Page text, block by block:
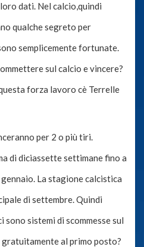
dati. Nel calcio,quindi
qualche segreto per
semplicemente fortunate.
sul calcio e vincere?
forza lavoro cè Terrelle
per 2 o più tiri.
di diciassette settimane fino a
La stagione calcistica
di settembre. Quindi
sistemi di scommesse sul
al primo posto?